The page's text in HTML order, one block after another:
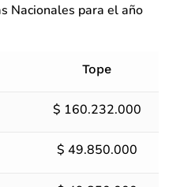
Nacionales para el año
Tope
$ 160.232.000
$ 49.850.000